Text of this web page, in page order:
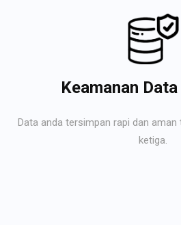
Keamanan
Data anda tersimpan rapi dan aman
ketiga.